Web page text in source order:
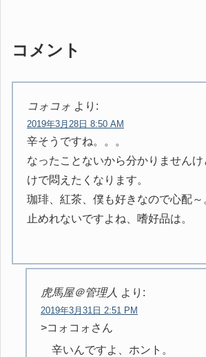
コメント
コォコォ より:
2019年3月28日 8:50 AM
辛そうですね。。。
なったことないから分かりません
けで悶えたくなります。
珈琲、紅茶、僕も好きなので心配～
止めれないですよね、嗜好品は。
虎馬屋＠管理人 より:
2019年3月31日 2:51 PM
>コォコォさん
辛いんですよ、ホント。